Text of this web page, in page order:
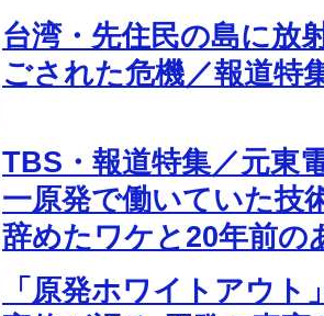
台湾・先住民の島に放
ごされた危機／報道特
TBS・報道特集／元東
一原発で働いていた技
辞めたワケと20年前の
「原発ホワイトアウト